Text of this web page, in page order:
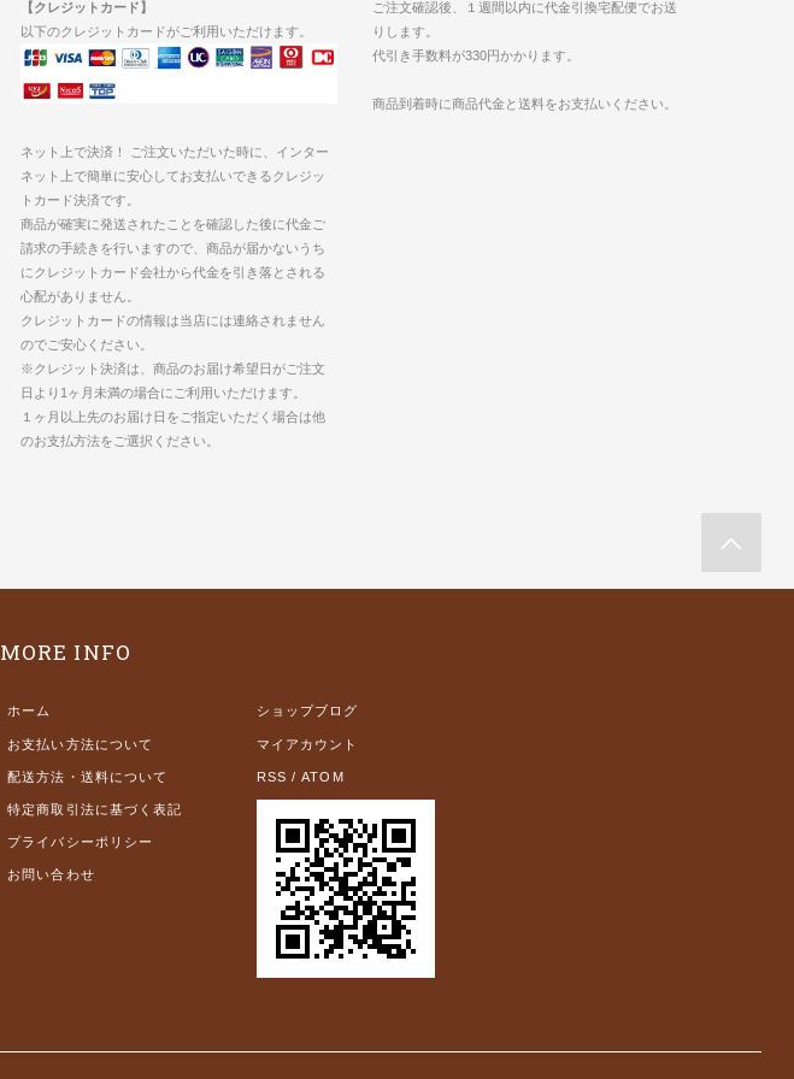
【クレジットカード】
以下のクレジットカードがご利用いただけます。
ネット上で決済！ ご注文いただいた時に、インター
ネット上で簡単に安心してお支払いできるクレジッ
トカード決済です。
商品が確実に発送されたことを確認した後に代金ご
請求の手続きを行いますので、商品が届かないうち
にクレジットカード会社から代金を引き落とされる
心配がありません。
クレジットカードの情報は当店には連絡されません
のでご安心ください。
※クレジット決済は、商品のお届け希望日がご注文
日より1ヶ月未満の場合にご利用いただけます。
１ヶ月以上先のお届け日をご指定いただく場合は他
のお支払方法をご選択ください。
ご注文確認後、１週間以内に代金引換宅配便でお送
りします。
代引き手数料が330円かかります。
商品到着時に商品代金と送料をお支払いください。
MORE INFO
ホーム
お支払い方法について
配送方法・送料について
特定商取引法に基づく表記
プライバシーポリシー
お問い合わせ
ショップブログ
マイアカウント
RSS /ATOM